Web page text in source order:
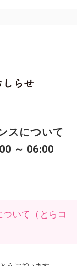
スについて
～ 06:00
ついて（とらコ